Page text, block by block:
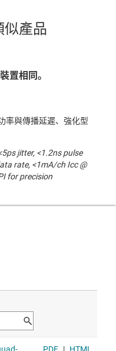
似產品
置相同。
率與傳播延遲、強化型
jitter, <1.2ns pulse
rate, <1mA/ch Icc @
for precision